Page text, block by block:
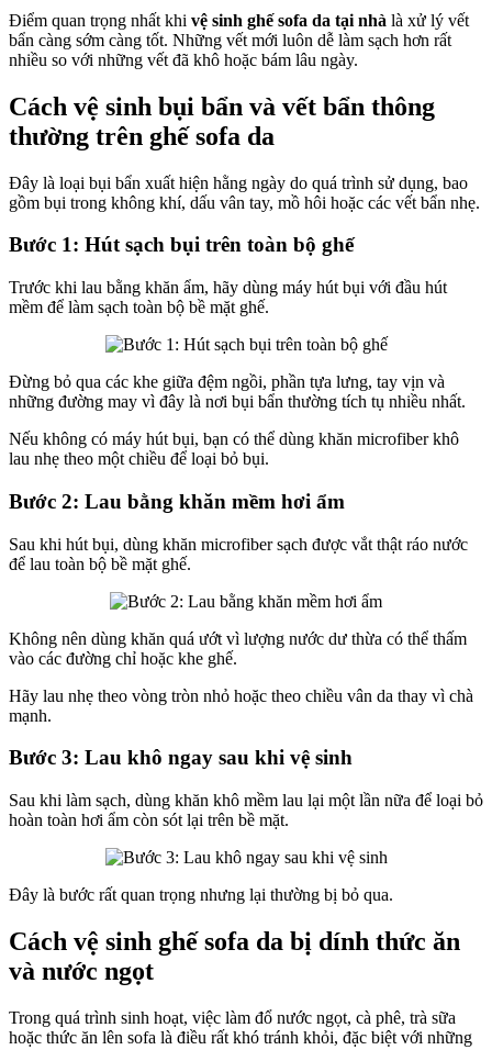
Điểm quan trọng nhất khi vệ sinh ghế sofa da tại nhà là xử lý vết
bẩn càng sớm càng tốt. Những vết mới luôn dễ làm sạch hơn rất
nhiều so với những vết đã khô hoặc bám lâu ngày.
Cách vệ sinh bụi bẩn và vết bẩn thông
thường trên ghế sofa da
Đây là loại bụi bẩn xuất hiện hằng ngày do quá trình sử dụng, bao
gồm bụi trong không khí, dấu vân tay, mồ hôi hoặc các vết bẩn nhẹ.
Bước 1: Hút sạch bụi trên toàn bộ ghế
Trước khi lau bằng khăn ẩm, hãy dùng máy hút bụi với đầu hút
mềm để làm sạch toàn bộ bề mặt ghế.
Đừng bỏ qua các khe giữa đệm ngồi, phần tựa lưng, tay vịn và
những đường may vì đây là nơi bụi bẩn thường tích tụ nhiều nhất.
Nếu không có máy hút bụi, bạn có thể dùng khăn microfiber khô
lau nhẹ theo một chiều để loại bỏ bụi.
Bước 2: Lau bằng khăn mềm hơi ẩm
Sau khi hút bụi, dùng khăn microfiber sạch được vắt thật ráo nước
để lau toàn bộ bề mặt ghế.
Không nên dùng khăn quá ướt vì lượng nước dư thừa có thể thấm
vào các đường chỉ hoặc khe ghế.
Hãy lau nhẹ theo vòng tròn nhỏ hoặc theo chiều vân da thay vì chà
mạnh.
Bước 3: Lau khô ngay sau khi vệ sinh
Sau khi làm sạch, dùng khăn khô mềm lau lại một lần nữa để loại bỏ
hoàn toàn hơi ẩm còn sót lại trên bề mặt.
Đây là bước rất quan trọng nhưng lại thường bị bỏ qua.
Cách vệ sinh ghế sofa da bị dính thức ăn
và nước ngọt
Trong quá trình sinh hoạt, việc làm đổ nước ngọt, cà phê, trà sữa
hoặc thức ăn lên sofa là điều rất khó tránh khỏi, đặc biệt với những